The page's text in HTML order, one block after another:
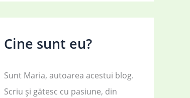
Cine sunt eu?
Sunt Maria, autoarea acestui blog.
Scriu și gătesc cu pasiune, din